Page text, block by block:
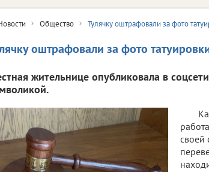
Общество Тулячку оштрафовали за фото
оштрафовали за фото
жительнице опубликовала в
своей